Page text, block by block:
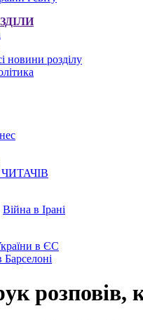
новини розділу
Війна в Ірані
в ЄС
Барселоні
розповів,